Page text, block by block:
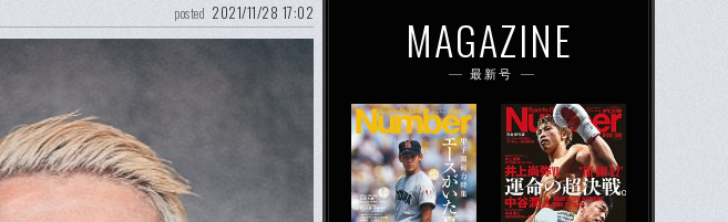
posted 2021/11/28 17:02 MAGAZINE
最新号